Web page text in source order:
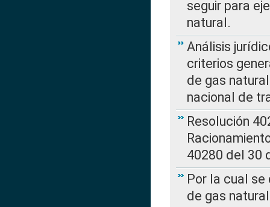
seguir para
natural.
Análisis
criterios
de gas
nacional de
Resolución
40280 del 30
Por la cual
de gas natural